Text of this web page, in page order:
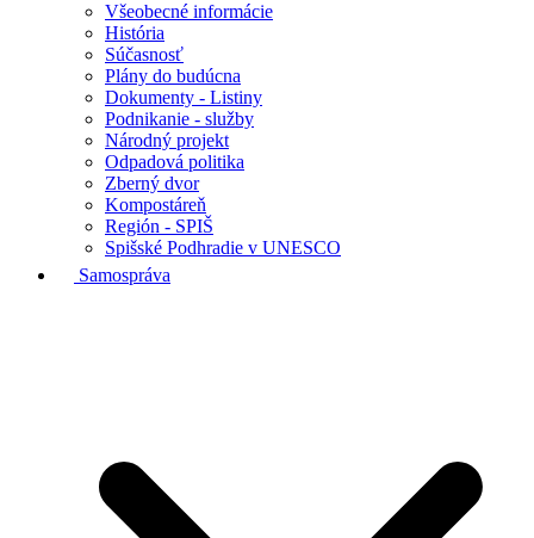
Všeobecné informácie
História
Súčasnosť
Plány do budúcna
Dokumenty - Listiny
Podnikanie - služby
Národný projekt
Odpadová politika
Zberný dvor
Kompostáreň
Región - SPIŠ
Spišské Podhradie v UNESCO
Samospráva